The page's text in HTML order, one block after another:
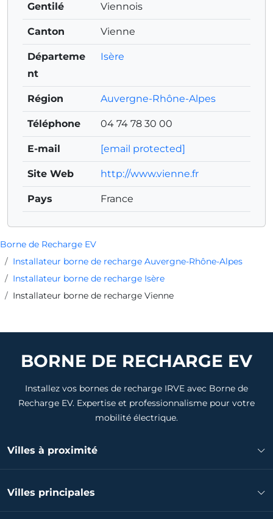
Borne de Recharge EV
Installateur borne de recharge Auvergne-Rhône-Alpes
Installateur borne de recharge Isère
Installateur borne de recharge Vienne
Gentilé Viennois
Canton Vienne
Départeme
nt
Isère
Région Auvergne-Rhône-Alpes
Téléphone 04 74 78 30 00
E-mail [email protected]
Site Web http://www.vienne.fr
Pays France
BORNE DE RECHARGE EV
Installez vos bornes de recharge IRVE avec Borne de
Recharge EV. Expertise et professionnalisme pour votre
mobilité électrique.
Villes à proximité
Installateur borne de recharge Oytier-Saint-Oblas
Installateur borne de recharge Pont-Évêque
Villes principales